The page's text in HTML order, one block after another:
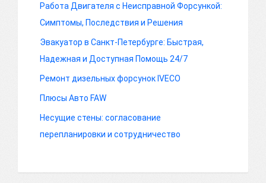
Работа Двигателя с Неисправной Форсункой:
Симптомы, Последствия и Решения
Эвакуатор в Санкт-Петербурге: Быстрая,
Надежная и Доступная Помощь 24/7
Ремонт дизельных форсунок IVECO
Плюсы Авто FAW
Несущие стены: согласование
перепланировки и сотрудничество